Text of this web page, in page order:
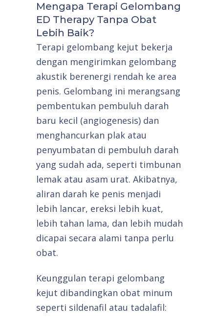
Mengapa Terapi Gelombang
ED Therapy Tanpa Obat
Lebih Baik?
Terapi gelombang kejut bekerja
dengan mengirimkan gelombang
akustik berenergi rendah ke area
penis. Gelombang ini merangsang
pembentukan pembuluh darah
baru kecil (angiogenesis) dan
menghancurkan plak atau
penyumbatan di pembuluh darah
yang sudah ada, seperti timbunan
lemak atau asam urat. Akibatnya,
aliran darah ke penis menjadi
lebih lancar, ereksi lebih kuat,
lebih tahan lama, dan lebih mudah
dicapai secara alami tanpa perlu
obat.
Keunggulan terapi gelombang
kejut dibandingkan obat minum
seperti sildenafil atau tadalafil: